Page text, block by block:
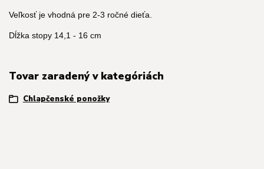
Veľkosť je vhodná pre 2-3 ročné dieťa.
Dĺžka stopy 14,1 - 16 cm
Tovar zaradený v kategóriách
Chlapčenské ponožky